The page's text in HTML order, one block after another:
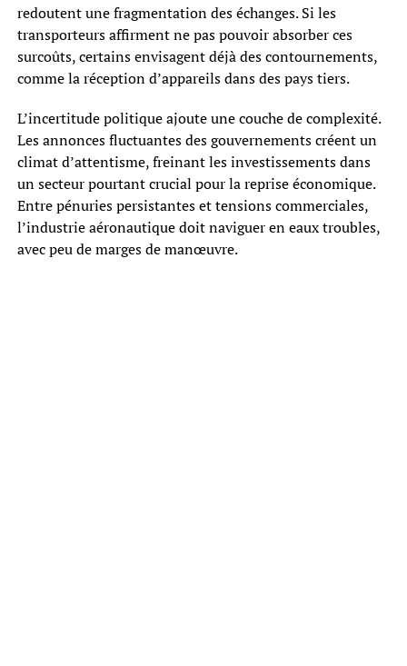
redoutent une fragmentation des échanges. Si les
transporteurs affirment ne pas pouvoir absorber ces
surcoûts, certains envisagent déjà des contournements,
comme la réception d’appareils dans des pays tiers.
L’incertitude politique ajoute une couche de complexité.
Les annonces fluctuantes des gouvernements créent un
climat d’attentisme, freinant les investissements dans
un secteur pourtant crucial pour la reprise économique.
Entre pénuries persistantes et tensions commerciales,
l’industrie aéronautique doit naviguer en eaux troubles,
avec peu de marges de manœuvre.